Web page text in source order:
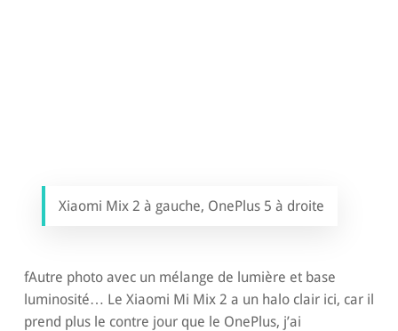
Xiaomi Mix 2 à gauche, OnePlus 5 à droite
fAutre photo avec un mélange de lumière et base
luminosité… Le Xiaomi Mi Mix 2 a un halo clair ici, car il
prend plus le contre jour que le OnePlus, j’ai